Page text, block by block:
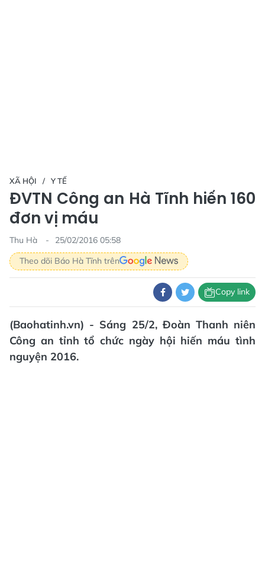
XÃ HỘI Y TẾ
ĐVTN Công an Hà Tĩnh hiến 160
đơn vị máu
Thu Hà
25/02/2016 05:58
Theo dõi Báo Hà Tĩnh trên
Copy link
(Baohatinh.vn) - Sáng 25/2, Đoàn Thanh niên
Công an tỉnh tổ chức ngày hội hiến máu tình
nguyện 2016.